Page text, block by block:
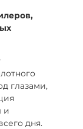
глазами,
и
дня.